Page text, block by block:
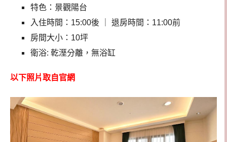
特色：景觀陽台
入住時間：15:00後 ｜ 退房時間：11:00前
房間大小：10坪
衛浴: 乾溼分離，無浴缸
以下照片取自官網